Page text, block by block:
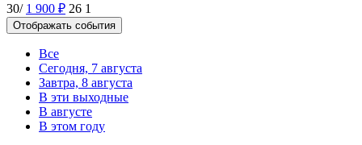
30/ 1 900 ₽ 26 1
Отображать события
Все
Сегодня, 7 августа
Завтра, 8 августа
В эти выходные
В августе
В этом году